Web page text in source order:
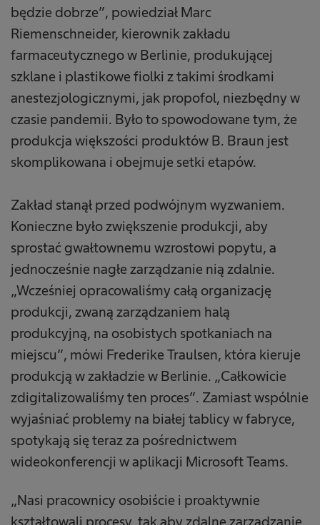
będzie dobrze”, powiedział Marc
Riemenschneider, kierownik zakładu
farmaceutycznego w Berlinie, produkującej
szklane i plastikowe fiolki z takimi środkami
anestezjologicznymi, jak propofol, niezbędny w
czasie pandemii. Było to spowodowane tym, że
produkcja większości produktów B. Braun jest
skomplikowana i obejmuje setki etapów.
Zakład stanął przed podwójnym wyzwaniem.
Konieczne było zwiększenie produkcji, aby
sprostać gwałtownemu wzrostowi popytu, a
jednocześnie nagłe zarządzanie nią zdalnie.
„Wcześniej opracowaliśmy całą organizację
produkcji, zwaną zarządzaniem halą
produkcyjną, na osobistych spotkaniach na
miejscu”, mówi Frederike Traulsen, która kieruje
produkcją w zakładzie w Berlinie. „Całkowicie
zdigitalizowaliśmy ten proces”. Zamiast wspólnie
wyjaśniać problemy na białej tablicy w fabryce,
spotykają się teraz za pośrednictwem
wideokonferencji w aplikacji Microsoft Teams.
„Nasi pracownicy osobiście i proaktywnie
kształtowali procesy, tak aby zdalne zarządzanie